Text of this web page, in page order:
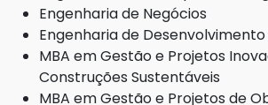
Engenharia de Negócios
Engenharia de
MBA em Gestão e Projetos
Construções Sustentáveis
MBA em Gestão e Projetos de